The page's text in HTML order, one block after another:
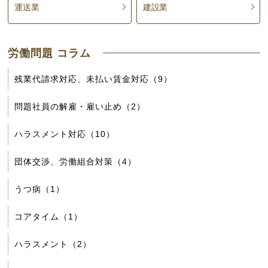
運送業 建設業
労働問題 コラム
残業代請求対応、未払い賃金対応（9）
問題社員の解雇・雇い止め（2）
ハラスメント対応（10）
団体交渉、労働組合対策（4）
うつ病（1）
コアタイム（1）
ハラスメント（2）